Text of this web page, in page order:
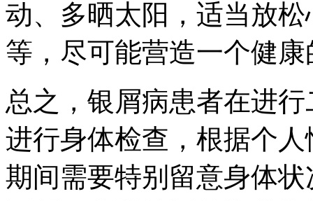
动、多晒太阳，适当放
等，尽可能营造一个健
总之，银屑病患者在进
进行身体检查，根据个
期间需要特别留意身体